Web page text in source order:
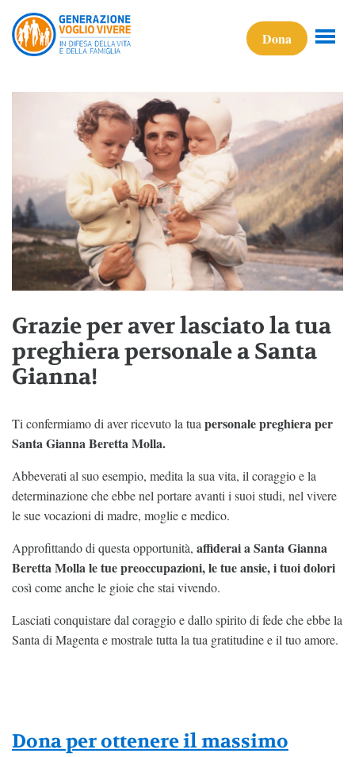
Dona
Grazie per aver lasciato la tua
preghiera personale a Santa
Gianna!
Ti confermiamo di aver ricevuto la tuapersonale preghiera per
Santa Gianna Beretta Molla.
Abbeverati al suo esempio, medita la sua vita, il coraggio e la
determinazione che ebbe nel portare avanti i suoi studi, nel vivere
le sue vocazioni di madre, moglie e medico.
Approfittando di questa opportunità, affiderai a Santa Gianna
Beretta Molla le tue preoccupazioni, le tue ansie, i tuoi dolori
così come anche le gioie che stai vivendo.
Lasciati conquistare dal coraggio e dallo spirito di fede che ebbe la
Santa di Magenta e mostrale tutta la tua gratitudine e il tuo amore.
Dona per ottenere il massimo